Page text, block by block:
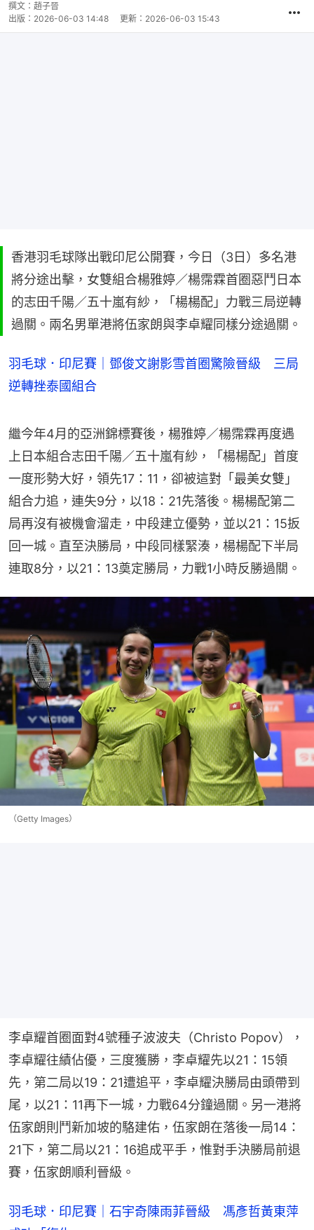
撰文： 趙子晉
出版： 2026-06-03 14:48 更新： 2026-06-03 15:43
香港羽毛球隊出戰印尼公開賽，今日（3日）多名港
將分途出擊，女雙組合楊雅婷／楊霈霖首圈惡鬥日本
的志田千陽／五十嵐有紗，「楊楊配」力戰三局逆轉
過關。兩名男單港將伍家朗與李卓耀同樣分途過關。
羽毛球．印尼賽｜鄧俊文謝影雪首圈驚險晉級 三局
逆轉挫泰國組合
繼今年4月的亞洲錦標賽後，楊雅婷／楊霈霖再度遇
上日本組合志田千陽／五十嵐有紗，「楊楊配」首度
一度形勢大好，領先17：11，卻被這對「最美女雙」
組合力追，連失9分，以18：21先落後。楊楊配第二
局再沒有被機會溜走，中段建立優勢，並以21：15扳
回一城。直至決勝局，中段同樣緊湊，楊楊配下半局
連取8分，以21：13奠定勝局，力戰1小時反勝過關。
（Getty Images）
李卓耀首圈面對4號種子波波夫（Christo Popov），
李卓耀往績佔優，三度獲勝，李卓耀先以21：15領
先，第二局以19：21遭追平，李卓耀決勝局由頭帶到
尾，以21：11再下一城，力戰64分鐘過關。另一港將
伍家朗則鬥新加坡的駱建佑，伍家朗在落後一局14：
21下，第二局以21：16追成平手，惟對手決勝局前退
賽，伍家朗順利晉級。
羽毛球．印尼賽｜石宇奇陳雨菲晉級 馮彥哲黃東萍